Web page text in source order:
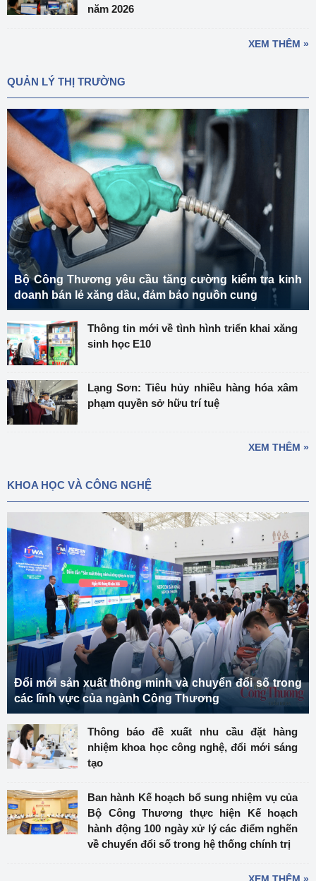
năm 2026
XEM THÊM »
QUẢN LÝ THỊ TRƯỜNG
Bộ Công Thương yêu cầu tăng cường kiểm tra kinh
doanh bán lẻ xăng dầu, đảm bảo nguồn cung
Thông tin mới về tình hình triển khai xăng
sinh học E10
Lạng Sơn: Tiêu hủy nhiều hàng hóa xâm
phạm quyền sở hữu trí tuệ
XEM THÊM »
KHOA HỌC VÀ CÔNG NGHỆ
Đổi mới sản xuất thông minh và chuyển đổi số trong
các lĩnh vực của ngành Công Thương
Thông báo đề xuất nhu cầu đặt hàng
nhiệm khoa học công nghệ, đổi mới sáng
tạo
Ban hành Kế hoạch bổ sung nhiệm vụ của
Bộ Công Thương thực hiện Kế hoạch
hành động 100 ngày xử lý các điểm nghẽn
về chuyển đổi số trong hệ thống chính trị
XEM THÊM »